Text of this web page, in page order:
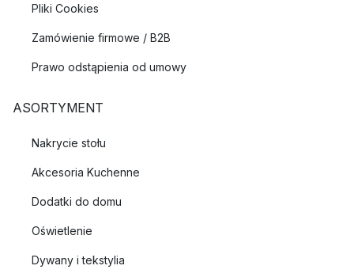
Pliki Cookies
Zamówienie firmowe / B2B
Prawo odstąpienia od umowy
ASORTYMENT
Nakrycie stołu
Akcesoria Kuchenne
Dodatki do domu
Oświetlenie
Dywany i tekstylia